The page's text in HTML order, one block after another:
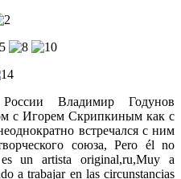
Владимир Годунов
с Игорем Скрипкиным как с
встречался с ним
союза, Pero él no
un artista original,ru,Muy a
a trabajar en las circunstancias